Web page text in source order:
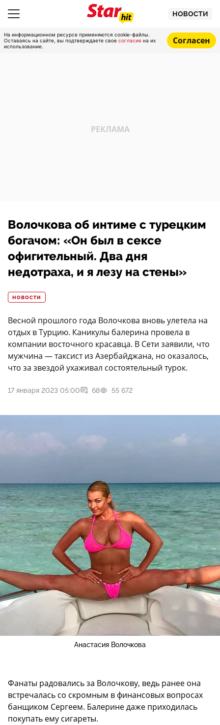
НОВОСТИ
На информационном ресурсе применяются cookie-файлы.
Оставаясь на сайте, вы подтверждаете свое согласие на их
использование.
Согласен
Волочкова об интиме с турецким
богачом: «Он был в сексе
офигительный. Два дня
недотраха, и я лезу на стены»
НОВОСТИ
Весной прошлого года Волочкова вновь улетела на
отдых в Турцию. Каникулы балерина провела в
компании восточного красавца. В Сети заявили, что
мужчина — таксист из Азербайджана, но оказалось,
что за звездой ухаживал состоятельный турок.
17 января 2023 05:00 68 55 672
Анастасия Волочкова
Фанаты радовались за Волочкову, ведь ранее она
встречалась со скромным в финансовых вопросах
банщиком Сергеем. Балерине даже приходилась
покупать ему сигареты.